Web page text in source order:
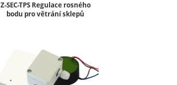
Z-SEC-TPS Regulace rosného
bodu pro větrání sklepů